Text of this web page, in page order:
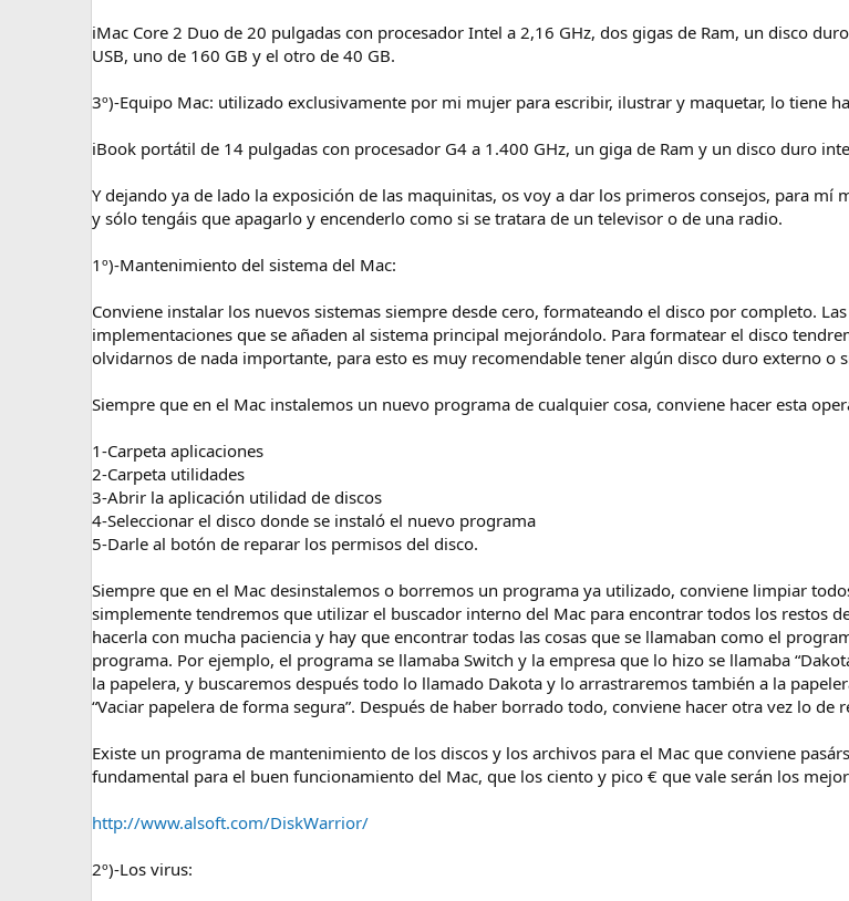
iMac Core 2 Duo de 20 pulgadas con procesador Intel a 2,16 GHz, dos gigas de Ram, un disco
USB, uno de 160 GB y el otro de 40 GB.
3º)-Equipo Mac: utilizado exclusivamente por mi mujer para escribir, ilustrar y maquetar, lo tiene
iBook portátil de 14 pulgadas con procesador G4 a 1.400 GHz, un giga de Ram y un disco duro
Y dejando ya de lado la exposición de las maquinitas, os voy a dar los primeros consejos, para
y sólo tengáis que apagarlo y encenderlo como si se tratara de un televisor o de una radio.
1º)-Mantenimiento del sistema del Mac:
Conviene instalar los nuevos sistemas siempre desde cero, formateando el disco por completo.
implementaciones que se añaden al sistema principal mejorándolo. Para formatear el disco
olvidarnos de nada importante, para esto es muy recomendable tener algún disco duro externo o
Siempre que en el Mac instalemos un nuevo programa de cualquier cosa, conviene hacer esta
1-Carpeta aplicaciones
2-Carpeta utilidades
3-Abrir la aplicación utilidad de discos
4-Seleccionar el disco donde se instaló el nuevo programa
5-Darle al botón de reparar los permisos del disco.
Siempre que en el Mac desinstalemos o borremos un programa ya utilizado, conviene limpiar
simplemente tendremos que utilizar el buscador interno del Mac para encontrar todos los restos
hacerla con mucha paciencia y hay que encontrar todas las cosas que se llamaban como el
programa. Por ejemplo, el programa se llamaba Switch y la empresa que lo hizo se llamaba
la papelera, y buscaremos después todo lo llamado Dakota y lo arrastraremos también a la
“Vaciar papelera de forma segura”. Después de haber borrado todo, conviene hacer otra vez lo
Existe un programa de mantenimiento de los discos y los archivos para el Mac que conviene
fundamental para el buen funcionamiento del Mac, que los ciento y pico € que vale serán los
http://www.alsoft.com/DiskWarrior/
2º)-Los virus: